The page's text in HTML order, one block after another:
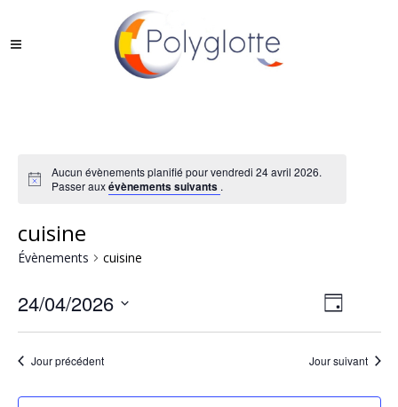
Aucun évènements planifié pour vendredi 24 avril 2026.
Passer auxévènements suivants .
cuisine
Évènements cuisine
par
de
Jour
24/04/2026
Sélectionnez
une
Jour précédent Jour suivant